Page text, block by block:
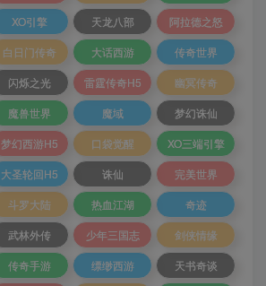
XO引擎
天龙八部
阿拉德之怒
白日门传奇
大话西游
传奇世界
闪烁之光
雷霆传奇H5
幽冥传奇
魔兽世界
魔域
梦幻诛仙
梦幻西游H5
口袋觉醒
XO三端引擎
大圣轮回H5
诛仙
完美世界
斗罗大陆
热血江湖
奇迹
武林外传
少年三国志
剑侠情缘
传奇手游
缥缈西游
天书奇谈